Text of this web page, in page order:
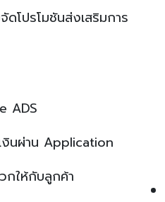
โปรโมชันส่งเสริมการ
ADS
งินผ่าน Application
กให้กับลูกค้า